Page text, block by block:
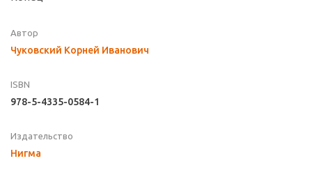
Автор
Чуковский Корней Иванович
ISBN
978-5-4335-0584-1
Издательство
Нигма